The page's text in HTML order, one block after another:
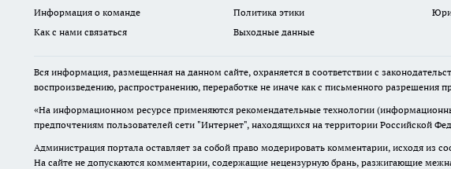
Информация о команде
Политика этики
Как с нами связаться
Выходные данные
Вся информация, размещенная на данном сайте, охраняется в соответствии с
воспроизведению, распространению, переработке не иначе как с письменного разрешения
«На информационном ресурсе применяются рекомендательные технологии
предпочтениям пользователей сети "Интернет", находящихся на территории Российской
Администрация портала оставляет за собой право модерировать комментарии, исходя из
На сайте не допускаются комментарии, содержащие нецензурную брань, разжигающие